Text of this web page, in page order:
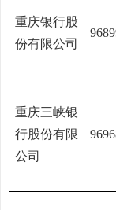
重庆银行股
份有限公司
重庆三峡银
行股份有限
公司